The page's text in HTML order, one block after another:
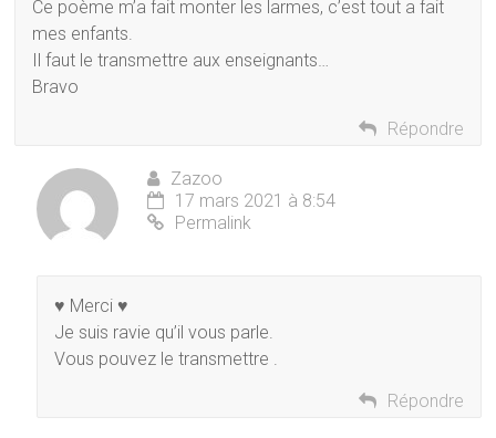
Ce poème m’a fait monter les larmes, c’est tout a fait
mes enfants.
Il faut le transmettre aux enseignants…
Bravo
Répondre
Zazoo
17 mars 2021 à 8:54
Permalink
♥ Merci ♥
Je suis ravie qu’il vous parle.
Vous pouvez le transmettre .
Répondre